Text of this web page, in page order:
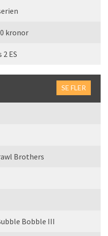
kronor
ES
SE FLER
Brothers
Bobble III